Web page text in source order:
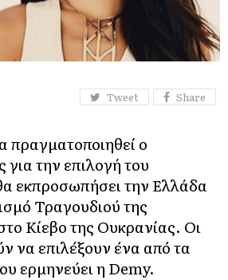
Tweet Share
πραγματοποιηθεί ο
για την επιλογή του
εκπροσωπήσει την Ελλάδα
Τραγουδιού της
Κίεβο της Ουκρανίας. Οι
να επιλέξουν ένα από τα
ερμηνεύει η Demy.